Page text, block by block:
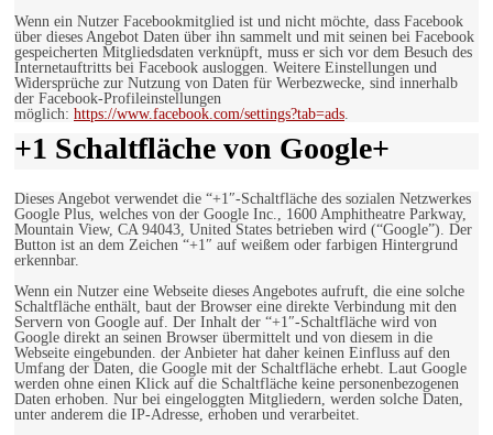
Wenn ein Nutzer Facebookmitglied ist und nicht möchte, dass Facebook
über dieses Angebot Daten über ihn sammelt und mit seinen bei Facebook
gespeicherten Mitgliedsdaten verknüpft, muss er sich vor dem Besuch des
Internetauftritts bei Facebook ausloggen. Weitere Einstellungen und
Widersprüche zur Nutzung von Daten für Werbezwecke, sind innerhalb
der Facebook-Profileinstellungen
möglich: https://www.facebook.com/settings?tab=ads
+1 Schaltfläche von Google+
Dieses Angebot verwendet die “+1″-Schaltfläche des sozialen Netzwerkes
Google Plus, welches von der Google Inc., 1600 Amphitheatre Parkway,
Mountain View, CA 94043, United States betrieben wird (“Google”). Der
Button ist an dem Zeichen “+1″ auf weißem oder farbigen Hintergrund
erkennbar.
Wenn ein Nutzer eine Webseite dieses Angebotes aufruft, die eine solche
Schaltfläche enthält, baut der Browser eine direkte Verbindung mit den
Servern von Google auf. Der Inhalt der “+1″-Schaltfläche wird von
Google direkt an seinen Browser übermittelt und von diesem in die
Webseite eingebunden. der Anbieter hat daher keinen Einfluss auf den
Umfang der Daten, die Google mit der Schaltfläche erhebt. Laut Google
werden ohne einen Klick auf die Schaltfläche keine personenbezogenen
Daten erhoben. Nur bei eingeloggten Mitgliedern, werden solche Daten,
unter anderem die IP-Adresse, erhoben und verarbeitet.